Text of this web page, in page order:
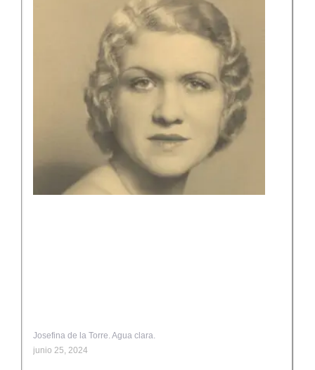
Josefina de la Torre. Agua clara.
junio 25, 2024